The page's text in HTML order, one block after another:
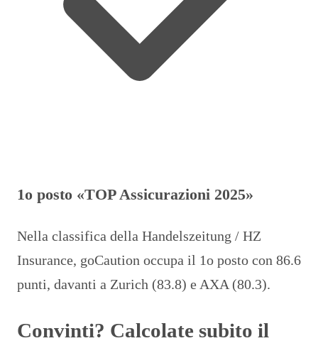
1o posto «TOP Assicurazioni 2025»
Nella classifica della Handelszeitung / HZ
Insurance, goCaution occupa il 1o posto con 86.6
punti, davanti a Zurich (83.8) e AXA (80.3).
Convinti? Calcolate subito il